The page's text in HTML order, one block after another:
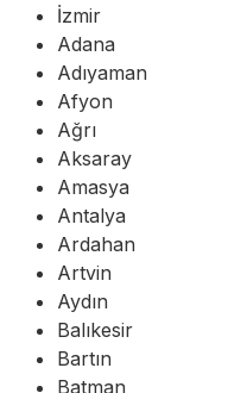
İzmir
Adana
Adıyaman
Afyon
Ağrı
Aksaray
Amasya
Antalya
Ardahan
Artvin
Aydın
Balıkesir
Bartın
Batman